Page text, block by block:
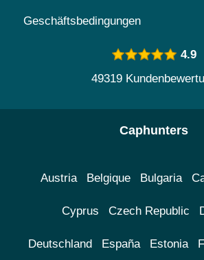
Geschäftsbedingungen
4.9
49319
Caphunters
Austria Belgique Bulgaria
Cyprus Czech Republic
Deutschland España Estonia